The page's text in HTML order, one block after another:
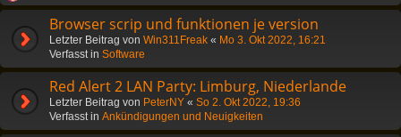
Browser scrip und funktionen je version
Letzter Beitrag von Win311Freak « Mo 3. Okt 2022, 16:21
Verfasst in Software
Red Alert 2 LAN Party: Limburg, Niederlande
Letzter Beitrag von PeterNY « So 2. Okt 2022, 19:36
Verfasst in Ankündigungen und Neuigkeiten